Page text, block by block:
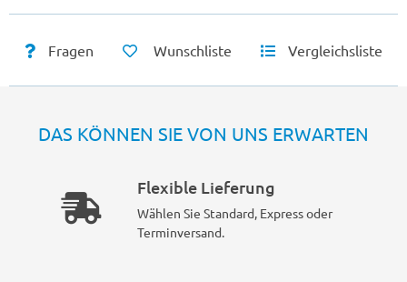
Fragen Wunschliste Vergleichsliste
DAS KÖNNEN SIE VON UNS ERWARTEN
Flexible Lieferung
Wählen Sie Standard, Express oder
Terminversand.